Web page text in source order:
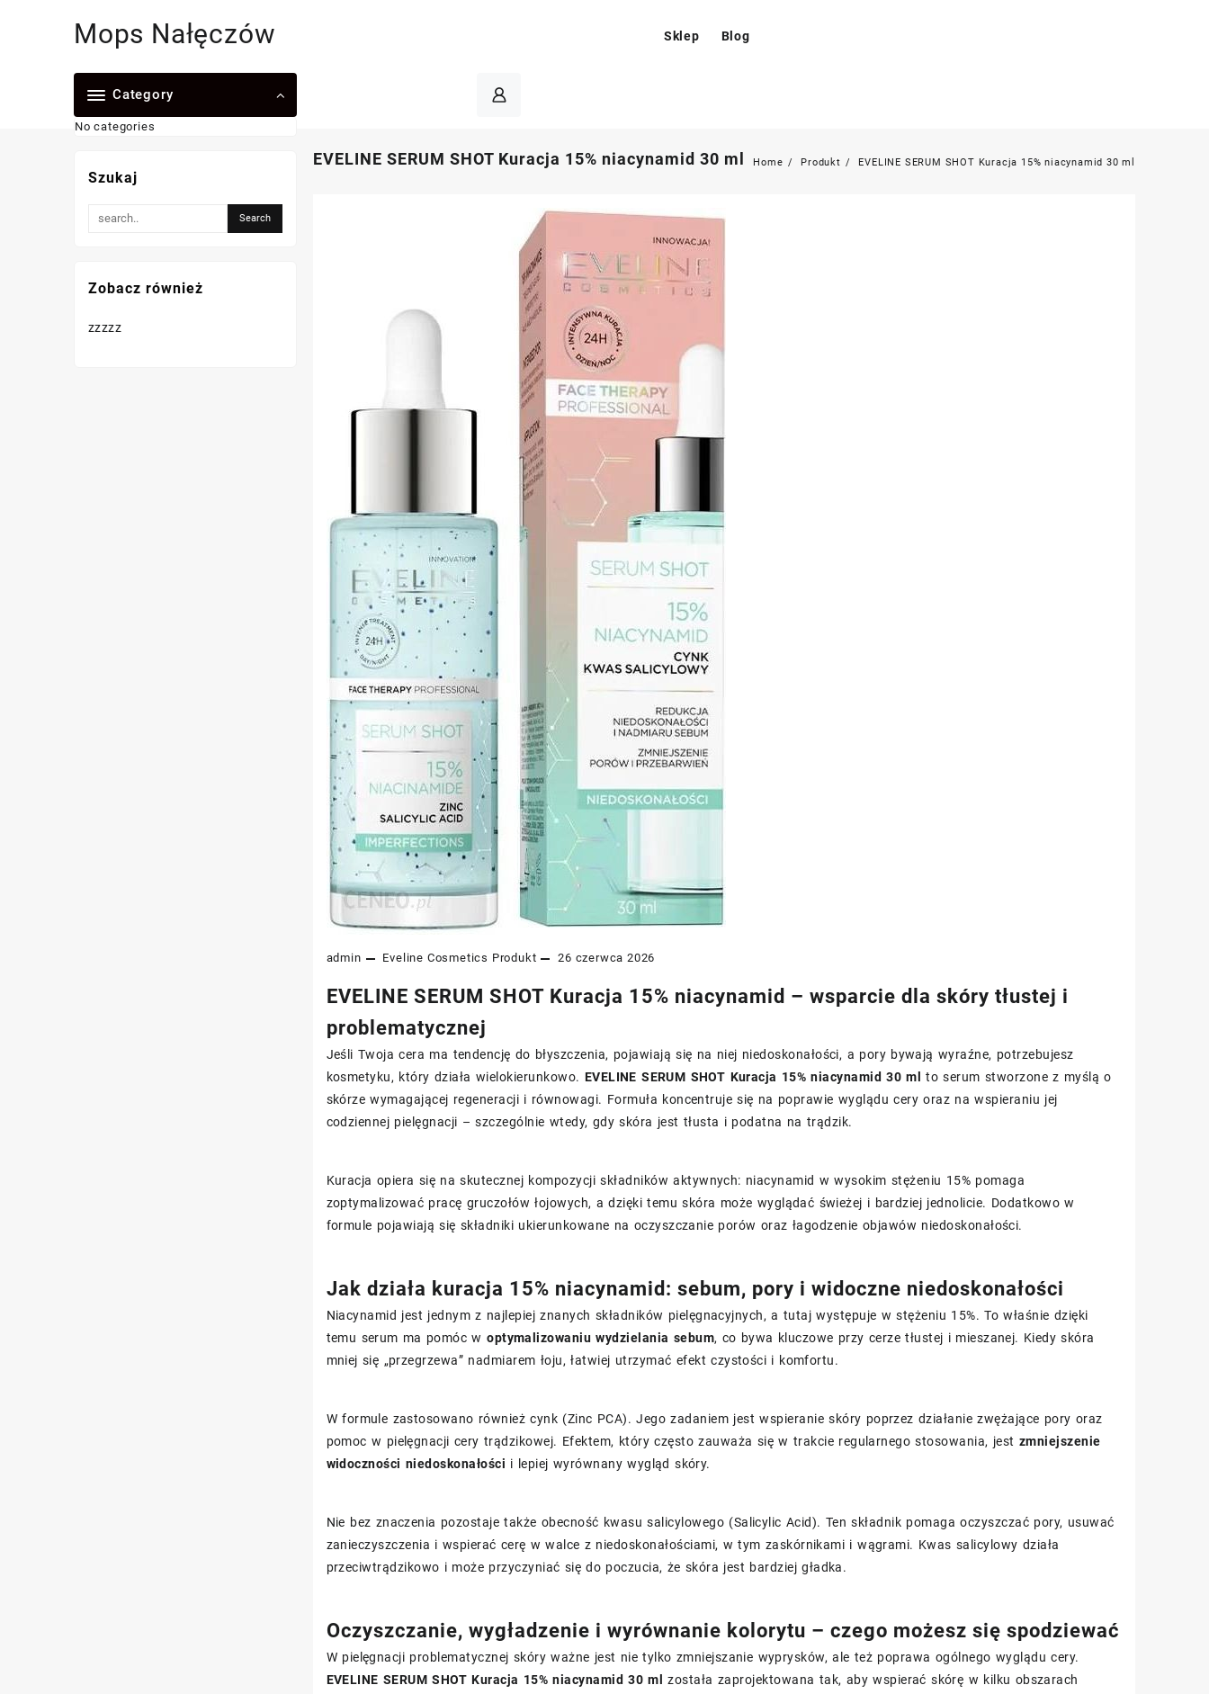
Mops Nałęczów Sklep Blog
Category
No categories
EVELINE SERUM SHOT Kuracja 15% niacynamid 30 ml Home Produkt EVELINE SERUM SHOT Kuracja 15% niacynamid 30 ml
admin Eveline Cosmetics Produkt 26 czerwca 2026
EVELINE SERUM SHOT Kuracja 15% niacynamid – wsparcie dla skóry tłustej i
problematycznej
Jeśli Twoja cera ma tendencję do błyszczenia, pojawiają się na niej niedoskonałości, a pory bywają wyraźne, potrzebujesz
kosmetyku, który działa wielokierunkowo. EVELINE SERUM SHOT Kuracja 15% niacynamid 30 ml
to serum stworzone z myślą o
skórze wymagającej regeneracji i równowagi. Formuła koncentruje się na poprawie wyglądu cery oraz na wspieraniu jej
codziennej pielęgnacji – szczególnie wtedy, gdy skóra jest tłusta i podatna na trądzik.
Kuracja opiera się na skutecznej kompozycji składników aktywnych: niacynamid w wysokim stężeniu 15% pomaga
zoptymalizować pracę gruczołów łojowych, a dzięki temu skóra może wyglądać świeżej i bardziej jednolicie. Dodatkowo w
formule pojawiają się składniki ukierunkowane na oczyszczanie porów oraz łagodzenie objawów niedoskonałości.
Jak działa kuracja 15% niacynamid: sebum, pory i widoczne niedoskonałości
Niacynamid jest jednym z najlepiej znanych składników pielęgnacyjnych, a tutaj występuje w stężeniu 15%. To właśnie dzięki
temu serum ma pomóc woptymalizowaniu wydzielania sebum, co bywa kluczowe przy cerze tłustej i mieszanej. Kiedy skóra
mniej się „przegrzewa” nadmiarem łoju, łatwiej utrzymać efekt czystości i komfortu.
W formule zastosowano również cynk (Zinc PCA). Jego zadaniem jest wspieranie skóry poprzez działanie zwężające pory oraz
pomoc w pielęgnacji cery trądzikowej. Efektem, który często zauważa się w trakcie regularnego stosowania, jest zmniejszenie
widoczności niedoskonałości i lepiej wyrównany wygląd skóry.
Nie bez znaczenia pozostaje także obecność kwasu salicylowego (Salicylic Acid). Ten składnik pomaga oczyszczać pory, usuwać
zanieczyszczenia i wspierać cerę w walce z niedoskonałościami, w tym zaskórnikami i wągrami. Kwas salicylowy działa
przeciwtrądzikowo i może przyczyniać się do poczucia, że skóra jest bardziej gładka.
Oczyszczanie, wygładzenie i wyrównanie kolorytu – czego możesz się spodziewać
W pielęgnacji problematycznej skóry ważne jest nie tylko zmniejszanie wyprysków, ale też poprawa ogólnego wyglądu cery.
EVELINE SERUM SHOT Kuracja 15% niacynamid 30 ml
została zaprojektowana tak, aby wspierać skórę w kilku obszarach
Szukaj
Zobacz również
zzzzz